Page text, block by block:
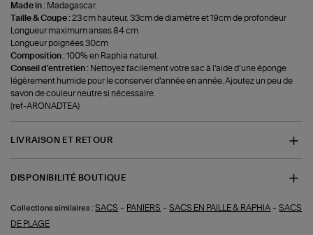
Made in : Madagascar.
Taille & Coupe :23 cm hauteur, 33cm de diamètre et 19cm de profondeur
Longueur maximum anses 84 cm
Longueur poignées 30cm
Composition :100% en Raphia naturel.
Conseil d'entretien : Nettoyez facilement votre sac à l’aide d’une éponge
légèrement humide pour le conserver d’année en année. Ajoutez un peu de
savon de couleur neutre si nécessaire.
(ref-ARONADTEA)
LIVRAISON ET RETOUR
DISPONIBILITÉ BOUTIQUE
Collections similaires : SACS - PANIERS -SACS EN PAILLE & RAPHIA -SACS
DE PLAGE